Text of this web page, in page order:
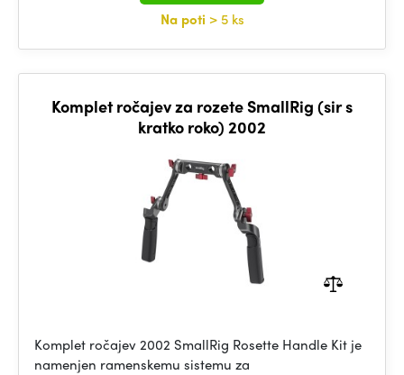
Na poti > 5 ks
Komplet ročajev za rozete SmallRig (sir s
kratko roko) 2002
Komplet ročajev 2002 SmallRig Rosette Handle Kit je
namenjen ramenskemu sistemu za